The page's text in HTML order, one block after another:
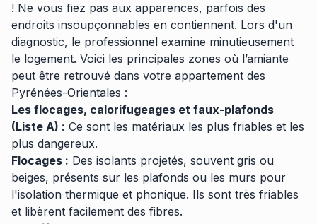
! Ne vous fiez pas aux apparences, parfois des
endroits insoupçonnables en contiennent. Lors d'un
diagnostic, le professionnel examine minutieusement
le logement. Voici les principales zones où l’amiante
peut être retrouvé dans votre appartement des
Pyrénées-Orientales :
Les flocages, calorifugeages et faux-plafonds
(Liste A) : Ce sont les matériaux les plus friables et les
plus dangereux.
Flocages : Des isolants projetés, souvent gris ou
beiges, présents sur les plafonds ou les murs pour
l'isolation thermique et phonique. Ils sont très friables
et libèrent facilement des fibres.